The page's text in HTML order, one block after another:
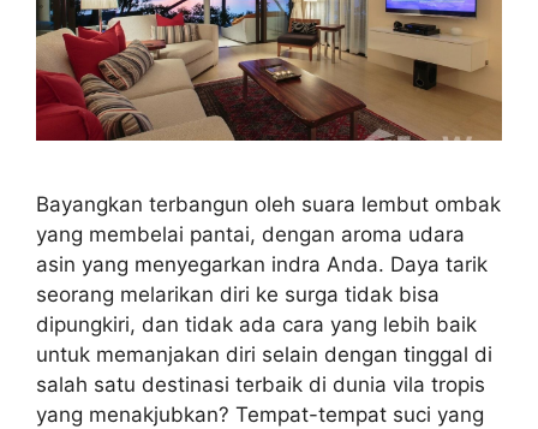
Bayangkan terbangun oleh suara lembut ombak
yang membelai pantai, dengan aroma udara
asin yang menyegarkan indra Anda. Daya tarik
seorang melarikan diri ke surga tidak bisa
dipungkiri, dan tidak ada cara yang lebih baik
untuk memanjakan diri selain dengan tinggal di
salah satu destinasi terbaik di dunia vila tropis
yang menakjubkan? Tempat-tempat suci yang